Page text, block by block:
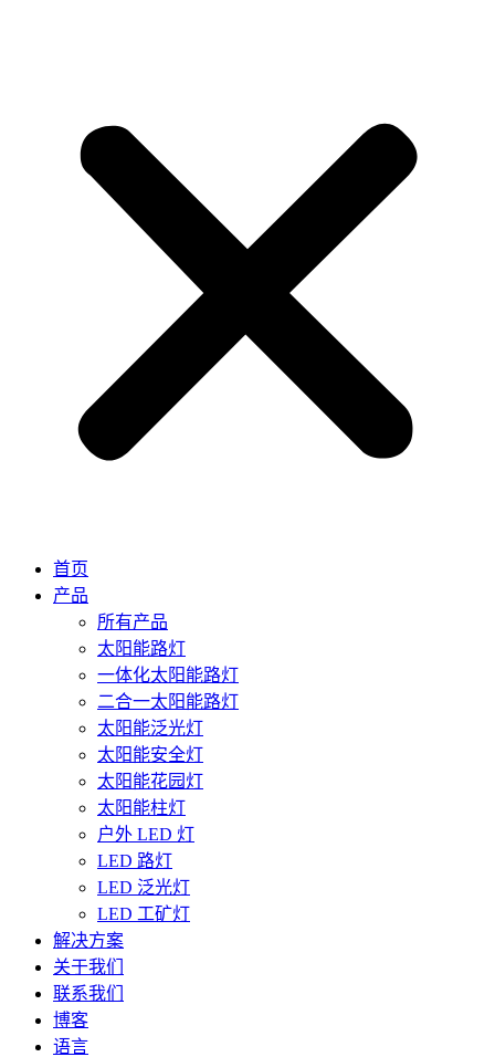
首页
产品
所有产品
太阳能路灯
一体化太阳能路灯
二合一太阳能路灯
太阳能泛光灯
太阳能安全灯
太阳能花园灯
太阳能柱灯
户外 LED 灯
LED 路灯
LED 泛光灯
LED 工矿灯
解决方案
关于我们
联系我们
博客
语言